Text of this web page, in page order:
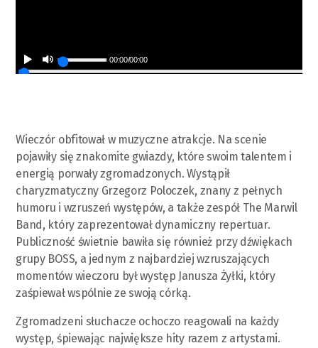
00:00/00:00
Wieczór obfitował w muzyczne atrakcje. Na scenie
pojawiły się znakomite gwiazdy, które swoim talentem i
energią porwały zgromadzonych. Wystąpił
charyzmatyczny Grzegorz Poloczek, znany z pełnych
humoru i wzruszeń występów, a także zespół The Marwil
Band, który zaprezentował dynamiczny repertuar.
Publiczność świetnie bawiła się również przy dźwiękach
grupy BOSS, a jednym z najbardziej wzruszających
momentów wieczoru był występ Janusza Żyłki, który
zaśpiewał wspólnie ze swoją córką.
Zgromadzeni słuchacze ochoczo reagowali na każdy
występ, śpiewając największe hity razem z artystami.